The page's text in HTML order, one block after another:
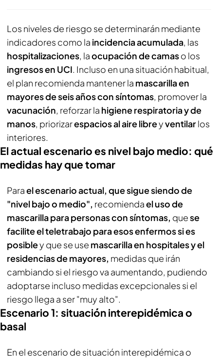
Los niveles de riesgo se determinarán mediante
indicadores como la incidencia acumulada, las
hospitalizaciones, laocupación de camaso los
ingresos en UCI. Incluso en una situación habitual,
el plan recomienda mantener la mascarilla en
mayores de seis años con síntomas, promover la
vacunación, reforzar la higiene respiratoria y de
manos, priorizarespacios al aire libreyventilarlos
interiores.
El actual escenario es nivel bajo medio: qué
medidas hay que tomar
Parael escenario actual, que sigue siendo de
"nivel bajo o medio", recomiendael uso de
mascarilla para personas con síntomas, quese
facilite el teletrabajo para esos enfermos si es
posibley que se use mascarilla en hospitales y el
residencias de mayores, medidas que irán
cambiando si el riesgo va aumentando, pudiendo
adoptarse incluso medidas excepcionales si el
riesgo llega a ser "muy alto".
Escenario 1: situación interepidémica o
basal
En el escenario de situación interepidémica o